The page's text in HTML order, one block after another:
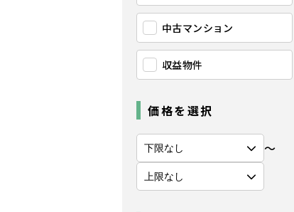
中古マンション
収益物件
価格を選択
〜